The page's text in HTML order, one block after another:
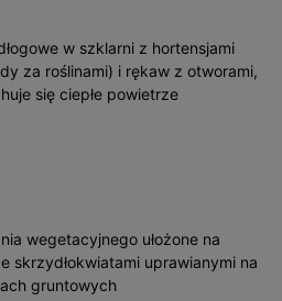
w szklarni z hortensjami
za roślinami) i rękaw z otworami,
się ciepłe powietrze
wegetacyjnego ułożone na
skrzydłokwiatami uprawianymi na
gruntowych